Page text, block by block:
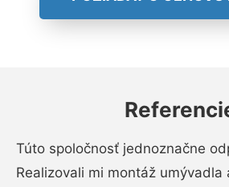
Túto spoločnosť jednoznačne
Realizovali mi montáž umývadla